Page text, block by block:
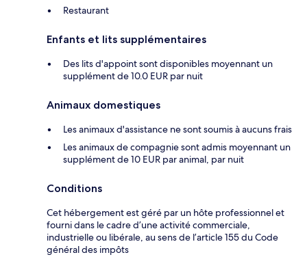
Restaurant
Enfants et lits supplémentaires
Des lits d'appoint sont disponibles moyennant un
supplément de 10.0 EUR par nuit
Animaux domestiques
Les animaux d'assistance ne sont soumis à aucuns frais
Les animaux de compagnie sont admis moyennant un
supplément de 10 EUR par animal, par nuit
Conditions
Cet hébergement est géré par un hôte professionnel et
fourni dans le cadre d’une activité commerciale,
industrielle ou libérale, au sens de l’article 155 du Code
général des impôts